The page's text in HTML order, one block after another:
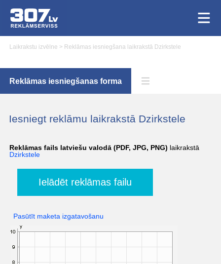
Laikrakstu izvēlne > Reklāmas iesniegšana laikrakstā Dzirkstele
Reklāmas iesniegšanas forma
Iesniegt reklāmu laikrakstā Dzirkstele
Reklāmas fails latviešu valodā (PDF, JPG, PNG) laikrakstā
Dzirkstele
Ielādēt reklāmas failu
Pasūtīt maketa izgatavošanu